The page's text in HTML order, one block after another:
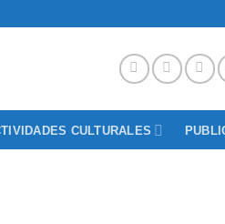
CULTURALES